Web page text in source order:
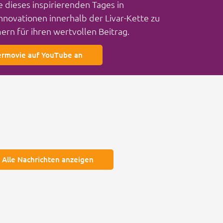
inspirierenden Tages in
innerhalb der Livar-Kette zu
für ihren wertvollen Beitrag.
auf YouTube an
Alle Nachrichten anzeigen